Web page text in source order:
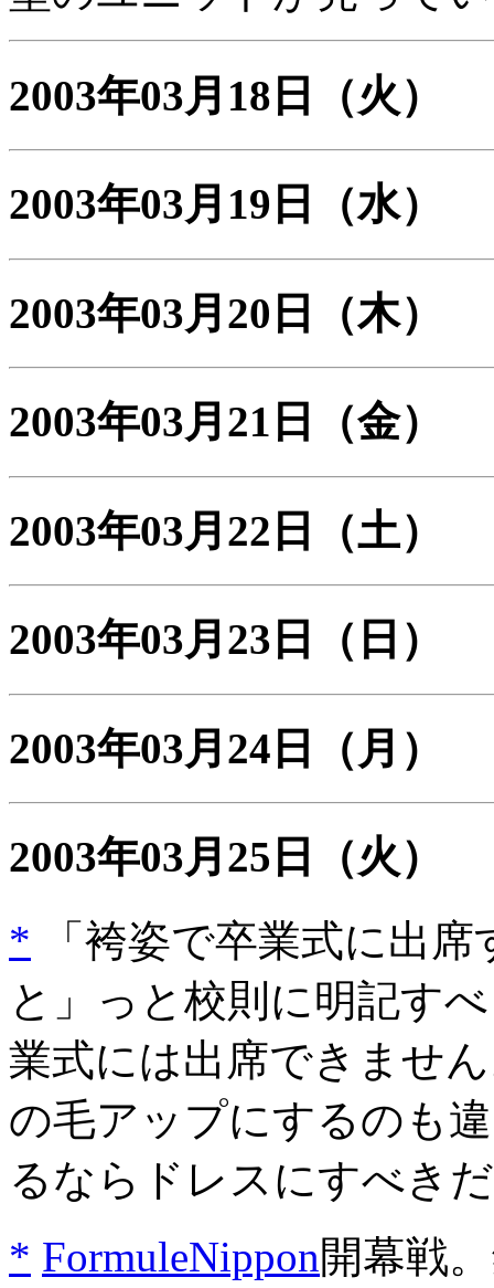
2003年03月18日 （火）
2003年03月19日 （水）
2003年03月20日 （木）
2003年03月21日 （金）
2003年03月22日 （土）
2003年03月23日 （日）
2003年03月24日 （月）
2003年03月25日
（火）
* 「袴姿で卒業式に出
と」っと校則に明記す
業式には出席できませ
の毛アップにするのも
るならドレスにすべき
* FormuleNippon開幕戦